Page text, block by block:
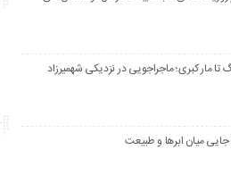
تا مار کبری؛ ماجراجویی در نزدیکی شهمیرزاد
جایی میان ابرها و طبیعت